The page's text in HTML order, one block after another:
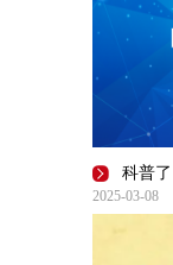
科普
2025-03-08